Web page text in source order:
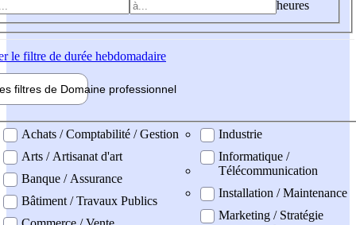
heures
le filtre de durée hebdomadaire
filtres de Domaine professionnel
professionel
Achats / Comptabilité / Gestion
Arts / Artisanat d'art
Banque / Assurance
Bâtiment / Travaux Publics
Industrie
Informatique /
Télécommunication
Installation / Maintenance
Marketing / Stratégie